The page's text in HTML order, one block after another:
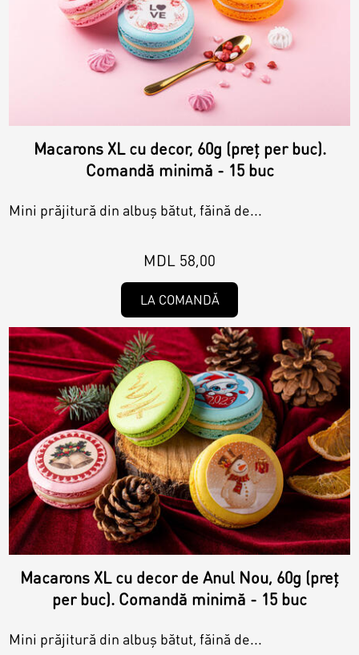
Macarons XL cu decor, 60g (preț per buc).
Comandă minimă - 15 buc
Mini prăjitură din albuș bătut, făină de...
MDL 58,00
LA COMANDĂ
Macarons XL cu decor de Anul Nou, 60g (preț
per buc). Comandă minimă - 15 buc
Mini prăjitură din albuș bătut, făină de...